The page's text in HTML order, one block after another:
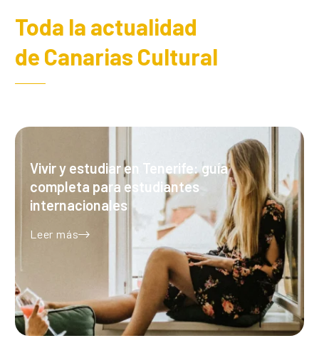
Toda la actualidad
de Canarias Cultural
Vivir y estudiar en Tenerife: guía
completa para estudiantes
internacionales
Leer más